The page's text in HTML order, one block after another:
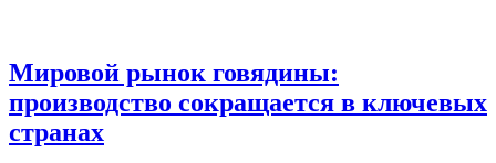
Мировой рынок говядины:
производство сокращается в ключевых
странах